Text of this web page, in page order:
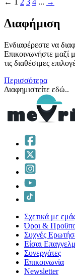
← 1 2 3 4 ... →
Διαφήμιση
Ενδιαφέρεστε να
Επικοινωνήστε μαζί
τις διαθέσιμες
Περισσότερα
Διαφημιστείτε εδώ..
Σχετικά με
Όροι &
Συχνές
Είσαι
Συνεργάτες
Επικοινωνία
Νewsletter